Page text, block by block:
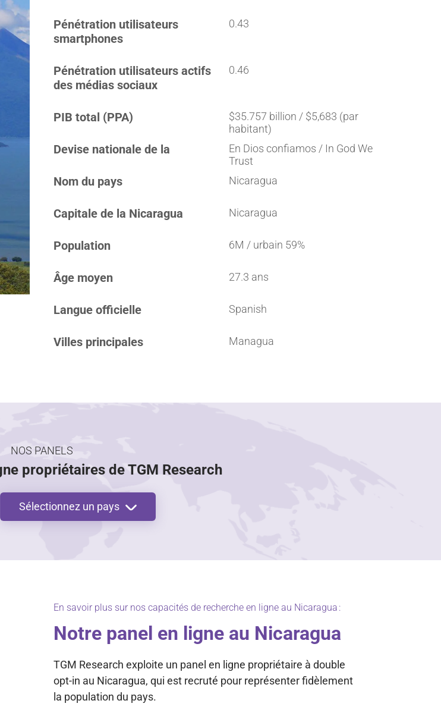
Pénétration utilisateurs
smartphones
0.43
Pénétration utilisateurs actifs
des médias sociaux
0.46
PIB total (PPA)
$35.757 billion / $5,683 (par
habitant)
Devise nationale de la
En Dios confiamos / In God We
Trust
Nom du pays Nicaragua
Capitale de la Nicaragua Nicaragua
Population 6M / urbain 59%
Âge moyen 27.3 ans
Langue officielle Spanish
Villes principales Managua
NOS PANELS
propriétaires de TGM Research
Sélectionnez un pays
En savoir plus sur nos capacités de recherche en ligne au Nicaragua :
Notre panel en ligne au Nicaragua
TGM Research exploite un panel en ligne propriétaire à double
opt-in au Nicaragua, qui est recruté pour représenter fidèlement
la population du pays.